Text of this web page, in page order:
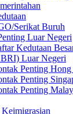
Serikat Buruh
Luar Negeri
Kedutaan
Luar Negeri
Penting
Penting
Penting
Keimigrasian